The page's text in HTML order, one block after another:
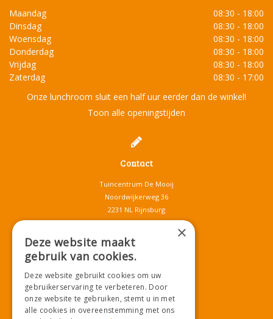
Maandag
08:30 - 18:00
Dinsdag
08:30 - 18:00
Woensdag
08:30 - 18:00
Donderdag
08:30 - 18:00
Vrijdag
08:30 - 18:00
Zaterdag
08:30 - 17:00
Onze lunchroom sluit een half uur eerder dan de winkel!
Toon alle openingstijden
Contact
Tuincentrum De Mooij
Noordwijkerweg 36
2231 NL Rijnsburg
T.071-4080959
info@tuincentrumdemooij.nl
Download onze App!
×
Deze website maakt
gebruik van cookies.
Deze website gebruikt cookies om uw
gebruikerservaring te verbeteren. Door
onze website te gebruiken, stemt u in met
alle cookies in overeenstemming met ons